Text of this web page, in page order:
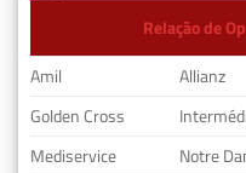
Relação de
Amil
Allianz
Golden Cross
Mediservice
Notre